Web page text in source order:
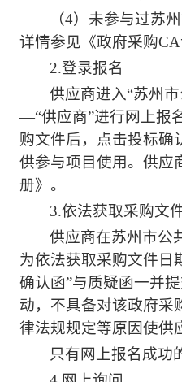
（4）未参与过苏
详情参见《政府采购CA
2.登录报名
供应商进入“苏州
―“供应商”进行网上报
购文件后，点击投标确
供参与项目使用。供应
册》。
3.依法获取采购文
供应商在苏州市公
为依法获取采购文件日
确认函”与质疑函一并
动，不具备对该政府采
律法规规定等原因使供
只有网上报名成功